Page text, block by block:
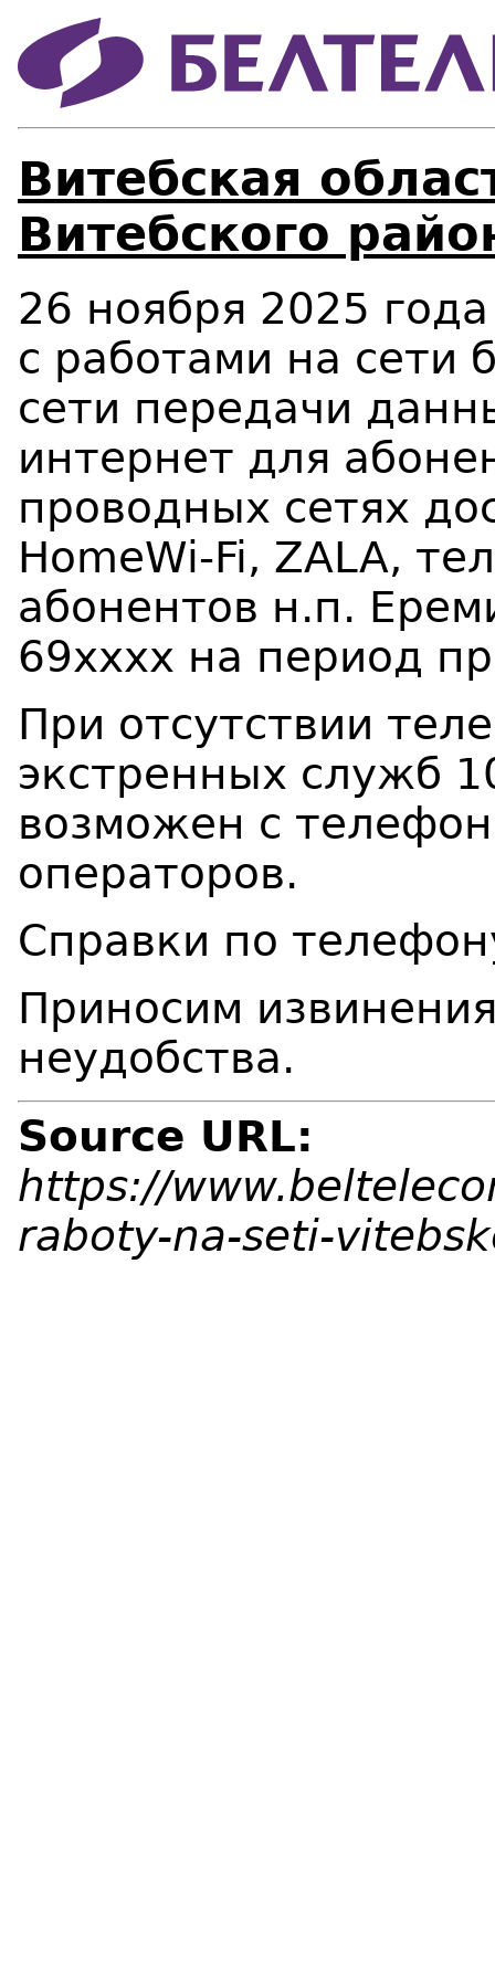
Витебская
Витебского
26 ноября 2025
с работами на сети
сети передачи
интернет для
проводных сетях
НomeWi-Fi, ZALA,
абонентов н.п.
69хххх на период
При отсутствии
экстренных служб
возможен с
операторов.
Справки по
Приносим
неудобства.
Source URL:
https://
raboty-na-seti-